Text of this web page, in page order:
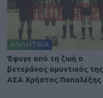
ΑΘΛΗΤΙΚΑ
Έφυγε από τη ζωή ο
βετεράνος αμυντικός της
ΑΣΑ Χρήστος Παπαλέξης